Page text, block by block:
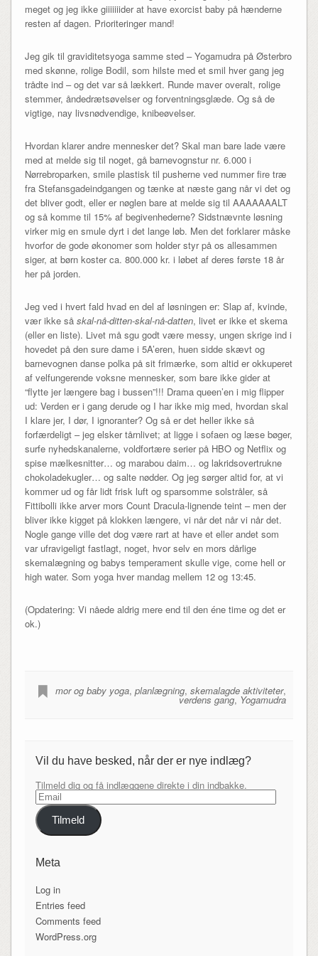
meget og jeg ikke giiiiiiider at have exorcist baby på hænderne
resten af dagen. Prioriteringer mand!
Jeg gik til graviditetsyoga samme sted – Yogamudra på Østerbro
med skønne, rolige Bodil, som hilste med et smil hver gang jeg
trådte ind – og det var så lækkert. Runde maver overalt, rolige
stemmer, åndedrætsøvelser og forventningsglæde. Og så de
vigtige, nay livsnødvendige, knibeøvelser.
Hvordan klarer andre mennesker det? Skal man bare lade være
med at melde sig til noget, gå barnevognstur nr. 6.000 i
Nørrebroparken, smile plastisk til pusherne ved nummer fire træ
fra Stefansgadeindgangen og tænke at næste gang når vi det og
det bliver godt, eller er nøglen bare at melde sig til AAAAAAALT
og så komme til 15% af begivenhederne? Sidstnævnte løsning
virker mig en smule dyrt i det lange løb. Men det forklarer måske
hvorfor de gode økonomer som holder styr på os allesammen
siger, at børn koster ca. 800.000 kr. i løbet af deres første 18 år
her på jorden.
Jeg ved i hvert fald hvad en del af løsningen er: Slap af, kvinde,
vær ikke så skal-nå-ditten-skal-nå-datten, livet er ikke et skema
(eller en liste). Livet må sgu godt være messy, ungen skrige ind i
hovedet på den sure dame i 5A’eren, huen sidde skævt og
barnevognen danse polka på sit frimærke, som altid er okkuperet
af velfungerende voksne mennesker, som bare ikke gider at
“flytte jer længere bag i bussen”!!! Drama queen’en i mig flipper
ud: Verden er i gang derude og I har ikke mig med, hvordan skal
I klare jer, I dør, I ignoranter? Og så er det heller ikke så
forfærdeligt – jeg elsker tårnlivet; at ligge i sofaen og læse bøger,
surfe nyhedskanalerne, voldfortære serier på HBO og Netflix og
spise mælkesnitter… og marabou daim… og lakridsovertrukne
chokoladekugler… og salte nødder. Og jeg sørger altid for, at vi
kommer ud og får lidt frisk luft og sparsomme solstråler, så
Fittibolli ikke arver mors Count Dracula-lignende teint – men der
bliver ikke kigget på klokken længere, vi når det når vi når det.
Nogle gange ville det dog være rart at have et eller andet som
var ufravigeligt fastlagt, noget, hvor selv en mors dårlige
skemalægning og babys temperament skulle vige, come hell or
high water. Som yoga hver mandag mellem 12 og 13:45.
(Opdatering: Vi nåede aldrig mere end til den éne time og det er
ok.)
mor og baby yoga,planlægning,skemalagde aktiviteter,
verdens gang, Yogamudra
Vil du have besked, når der er nye indlæg?
Tilmeld dig og få indlæggene direkte i din indbakke.
Email
Tilmeld
Meta
Log in
Entries feed
Comments feed
WordPress.org